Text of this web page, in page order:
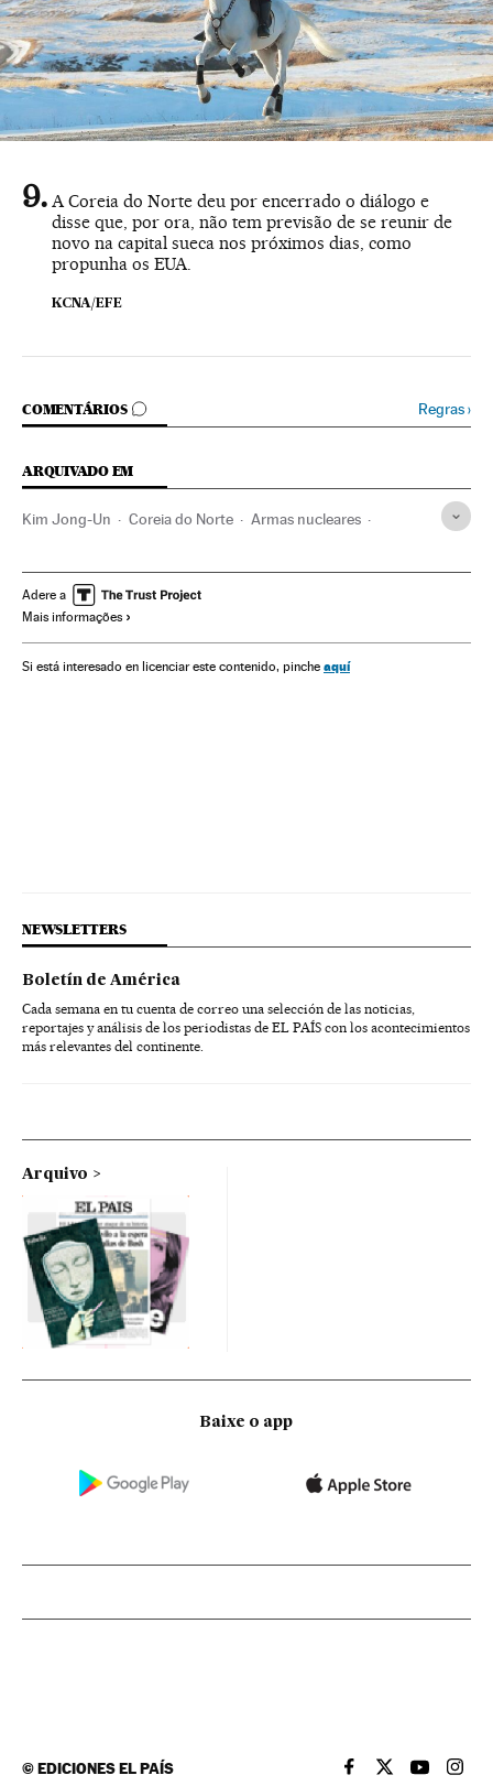
A Coreia do Norte deu por encerrado o diálogo e
disse que, por ora, não tem previsão de se reunir de
novo na capital sueca nos próximos dias, como
propunha os EUA.
KCNA/EFE
COMENTÁRIOS
COMENTÁRIOS Regras›
ARQUIVADO EM
Kim Jong-Un Coreia do Norte Armas nucleares
América do Norte Ásia
Adere a
Mais informações
Si está interesado en licenciar este contenido, pinche aquí
NEWSLETTERS
Boletín de América
Cada semana en tu cuenta de correo una selección de las noticias,
reportajes y análisis de los periodistas de EL PAÍS con los acontecimientos
más relevantes del continente.
Arquivo
Baixe o app
©EDICIONES EL PAÍS EL PAÍS BRASIL EN
EL PAÍSEL PAÍS
EL